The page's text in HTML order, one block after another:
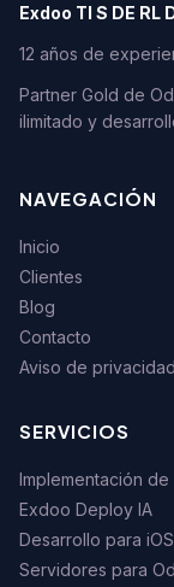
Exdoo TI S DE RL
12 años de
Partner Gold de
ilimitado y
NAVEGACIÓN
Inicio
Clientes
Blog
Contacto
Aviso de privacidad
SERVICIOS
Implementación de
Exdoo Deploy IA
Desarrollo para
Servidores para